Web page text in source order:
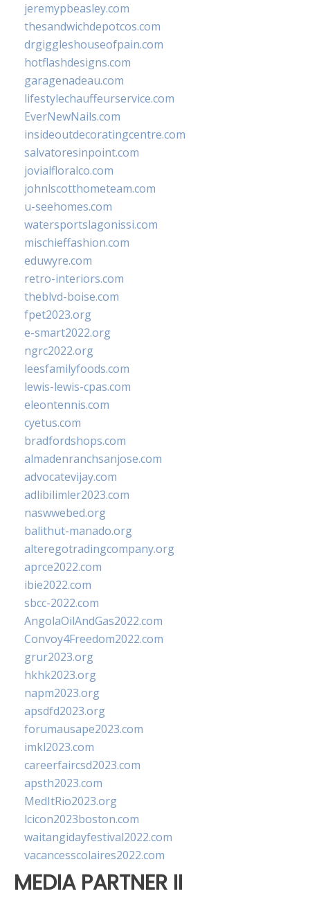
jeremypbeasley.com
thesandwichdepotcos.com
drgiggleshouseofpain.com
hotflashdesigns.com
garagenadeau.com
lifestylechauffeurservice.com
EverNewNails.com
insideoutdecoratingcentre.com
salvatoresinpoint.com
jovialfloralco.com
johnlscotthometeam.com
u-seehomes.com
watersportslagonissi.com
mischieffashion.com
eduwyre.com
retro-interiors.com
theblvd-boise.com
fpet2023.org
e-smart2022.org
ngrc2022.org
leesfamilyfoods.com
lewis-lewis-cpas.com
eleontennis.com
cyetus.com
bradfordshops.com
almadenranchsanjose.com
advocatevijay.com
adlibilimler2023.com
naswwebed.org
balithut-manado.org
alteregotradingcompany.org
aprce2022.com
ibie2022.com
sbcc-2022.com
AngolaOilAndGas2022.com
Convoy4Freedom2022.com
grur2023.org
hkhk2023.org
napm2023.org
apsdfd2023.org
forumausape2023.com
imkl2023.com
careerfaircsd2023.com
apsth2023.com
MedItRio2023.org
lcicon2023boston.com
waitangidayfestival2022.com
vacancesscolaires2022.com
MEDIA PARTNER II